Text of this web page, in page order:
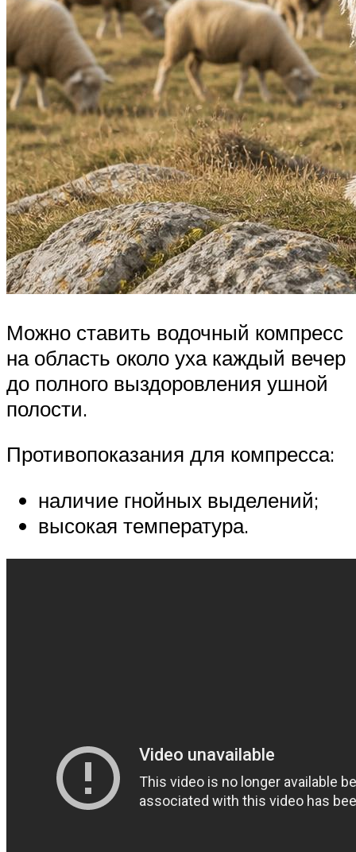
Можно ставить водочный компресс
на область около уха каждый вечер
до полного выздоровления ушной
полости.
Противопоказания для компресса:
наличие гнойных выделений;
высокая температура.